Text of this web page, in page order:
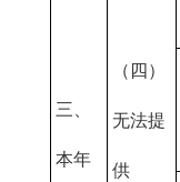
三、
本年
（四）
无法提
供